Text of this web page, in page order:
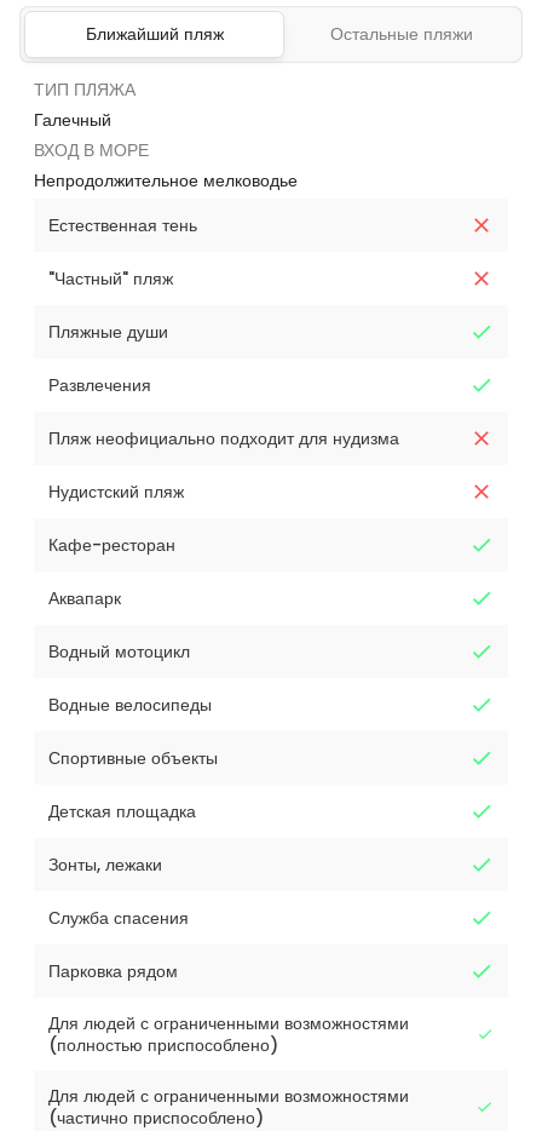
Ближайший пляж Остальные пляжи
ТИП ПЛЯЖА
Галечный
ВХОД В МОРЕ
Непродолжительное мелководье
Естественная тень
"Частный" пляж
Пляжные души
Развлечения
Пляж неофициально подходит для нудизма
Нудистский пляж
Кафе-ресторан
Аквапарк
Водный мотоцикл
Водные велосипеды
Спортивные объекты
Детская площадка
Зонты, лежаки
Служба спасения
Парковка рядом
Для людей с ограниченными возможностями
(полностью приспособлено)
Для людей с ограниченными возможностями
(частично приспособлено)